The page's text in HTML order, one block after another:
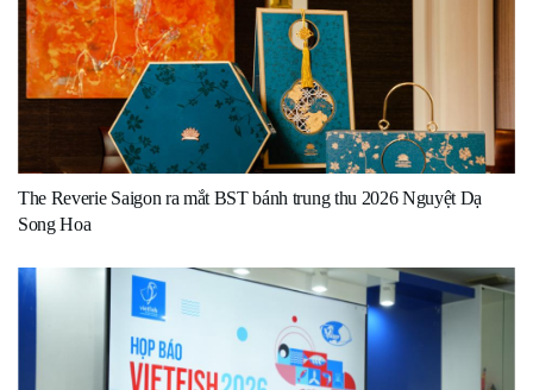
The Reverie Saigon ra mắt BST bánh trung thu 2026 Nguyệt Dạ
Song Hoa